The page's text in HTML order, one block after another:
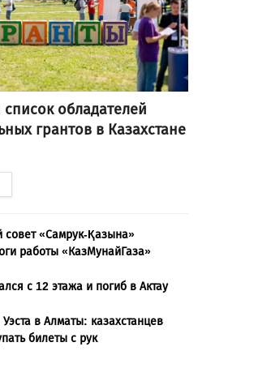
обладателей
грантов в Казахстане
«Самрук-Қазына»
работы «КазМунайГаза»
с 12 этажа и погиб в Актау
в Алматы: казахстанцев
билеты с рук